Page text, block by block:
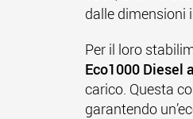
dalle dimensioni
Per il loro
Eco1000 Diesel
carico. Questa
garantendo